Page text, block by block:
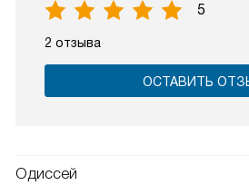
5
2 отзыва
ОСТАВИТЬ
Одиссей